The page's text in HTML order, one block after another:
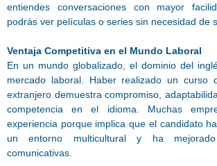
entiendes conversaciones con mayor
podrás ver películas o series sin necesidad de
Ventaja Competitiva en el Mundo Laboral
En un mundo globalizado, el dominio del
mercado laboral. Haber realizado un curso
extranjero demuestra compromiso,
competencia en el idioma. Muchas
experiencia porque implica que el candidato
un entorno multicultural y ha
comunicativas.